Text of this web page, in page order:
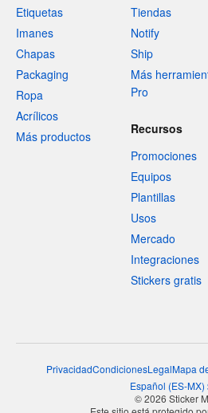
Etiquetas
Imanes
Chapas
Packaging
Ropa
Acrílicos
Más productos
Tiendas
Notify
Ship
Más
Pro
Recursos
Promociones
Equipos
Plantillas
Usos
Mercado
Integraciones
Stickers gratis
PrivacidadCondicionesLegalMapa
Español (ES-MX)
© 2026 Sticker